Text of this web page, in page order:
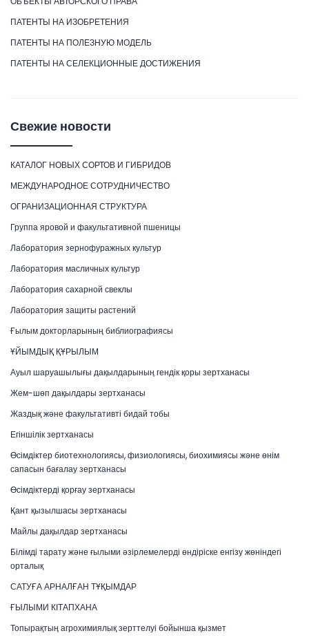
ПАТЕНТЫ НА ИЗОБРЕТЕНИЯ
ПАТЕНТЫ НА ПОЛЕЗНУЮ МОДЕЛЬ
ПАТЕНТЫ НА СЕЛЕКЦИОННЫЕ ДОСТИЖЕНИЯ
Свежие новости
КАТАЛОГ НОВЫХ СОРТОВ И ГИБРИДОВ
МЕЖДУНАРОДНОЕ СОТРУДНИЧЕСТВО
ОГРАНИЗАЦИОННАЯ СТРУКТУРА
Группа яровой и факультативной пшеницы
Лаборатория зернофуражных культур
Лаборатория масличных культур
Лаборатория сахарной свеклы
Лаборатория защиты растений
Ғылым докторларының библиографиясы
ҰЙЫМДЫҚ ҚҰРЫЛЫМ
Ауыл шаруашылығы дақылдарының гендік қоры зертханасы
Жем-шөп дақылдары зертханасы
Жаздық және факультативті бидай тобы
Егіншілік зертханасы
Өсімдіктер биотехнологиясы, физиологиясы, биохимиясы және өнім
сапасын бағалау зертханасы
Өсімдіктерді қорғау зертханасы
Қант қызылшасы зертханасы
Майлы дақылдар зертханасы
Білімді тарату және ғылыми әзірлемелерді өндіріске енгізу жөніндегі
орталық
САТУҒА АРНАЛҒАН ТҰҚЫМДАР
ҒЫЛЫМИ КІТАПХАНА
Топырақтың агрохимиялық зерттелуі бойынша қызмет